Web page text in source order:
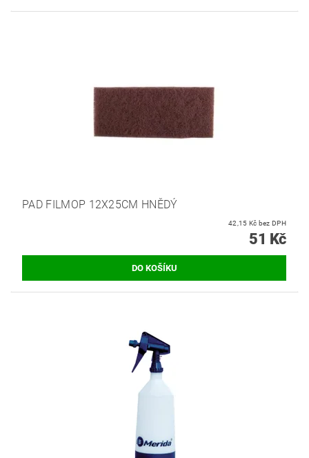
PAD FILMOP 12X25CM HNĚDÝ
42,15 Kč bez DPH
51 Kč